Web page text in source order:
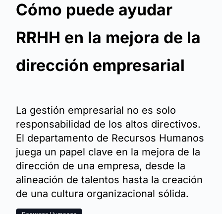
Cómo puede ayudar
RRHH en la mejora de la
dirección empresarial
La gestión empresarial no es solo
responsabilidad de los altos directivos.
El departamento de Recursos Humanos
juega un papel clave en la mejora de la
dirección de una empresa, desde la
alineación de talentos hasta la creación
de una cultura organizacional sólida.